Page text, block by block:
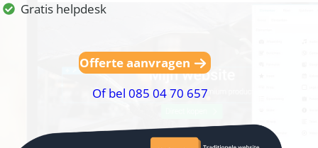
Gratis helpdesk
Offerte aanvragen
Of bel 085 04 70 657